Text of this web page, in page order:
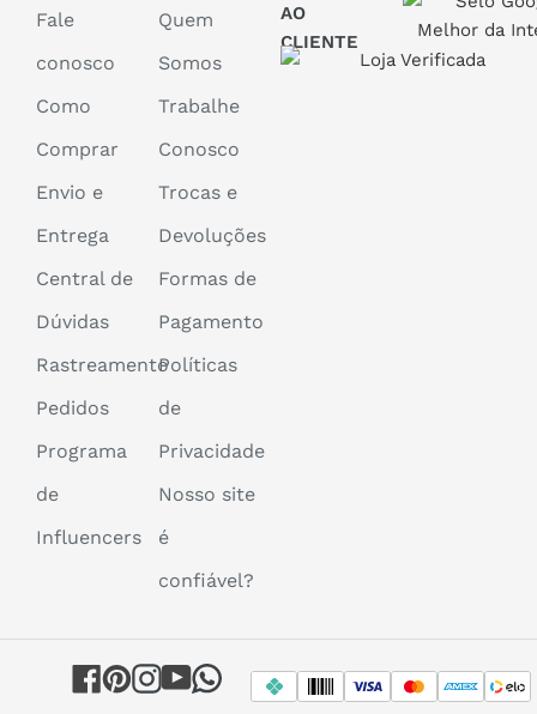
Fale
conosco
Como
Comprar
Envio e
Entrega
Central de
Dúvidas
Rastreamento
Pedidos
Programa
de
Influencers
Quem
Somos
Trabalhe
Conosco
Trocas e
Devoluções
Formas de
Pagamento
Políticas
de
Privacidade
Nosso site
é
confiável?
AO
CLIENTE
Facebook
Pinterest
Instagram
YouTubeWhatsApp